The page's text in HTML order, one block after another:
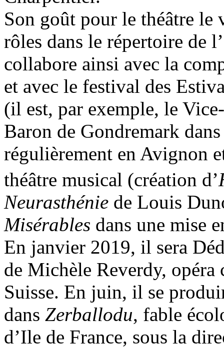
Son goût pour le théâtre le
rôles dans le répertoire de
collabore ainsi avec la
et avec le festival des
(il est, par exemple, le
Baron de Gondremark
régulièrement en Avignon
théâtre musical (création d’
Neurasthénie de Louis
Misérables dans une mise
En janvier 2019, il sera
de Michèle Reverdy, opéra
Suisse. En juin, il se
dans Zerballodu, fable
d’Ile de France, sous la